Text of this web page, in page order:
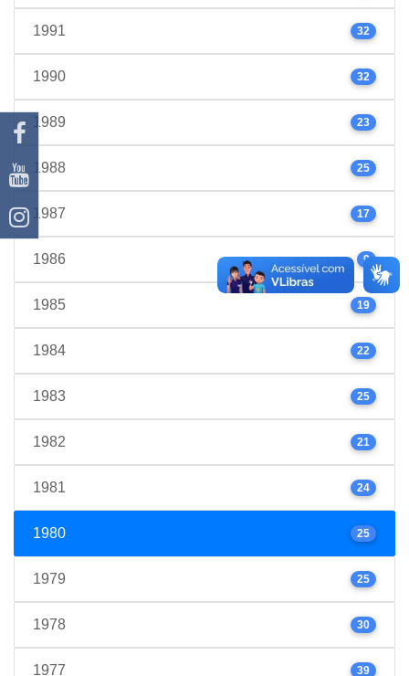
1991 32
1990 32
1989 23
1988 25
1987 17
1986 9
1985 19
1984 22
1983 25
1982 21
1981 24
1980 25
1979 25
1978 30
1977 39